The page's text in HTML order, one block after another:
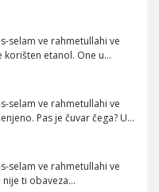
selam ve rahmetullahi ve
korišten etanol. One u…
selam ve rahmetullahi ve
Pas je čuvar čega? U…
selam ve rahmetullahi ve
nije ti obaveza…